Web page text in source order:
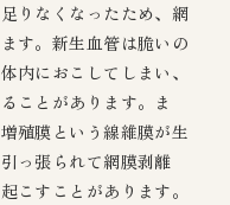
りなくなったため、網
す。新生血管は脆いの
内におこしてしまい、
ことがあります。ま
殖膜という線維膜が生
っ張られて網膜剥離
こすことがあります。